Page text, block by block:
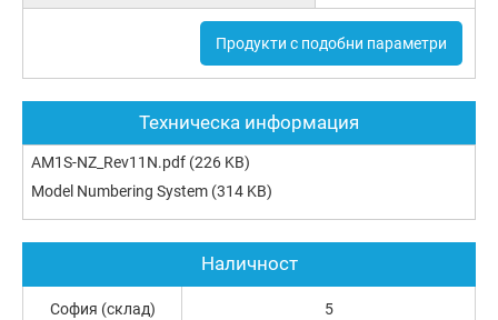
Продукти с подобни параметри
Техническа информация
AM1S-NZ_Rev11N.pdf (226 KB)
Model Numbering System (314 KB)
Наличност
София (склад) 5